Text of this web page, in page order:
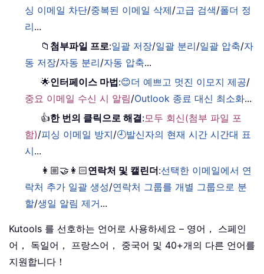
싱 이메일 차단/중복된 이메일 삭제/고급 검색/폴더 정
리...
📁 첨부파일 프로:일괄 저장/일괄 분리/일괄 압축/자
동 저장/자동 분리/자동 압축...
🌟인터페이스 마법:😊더 예쁘고 멋진 이모지 제공/
중요 이메일 수신 시 알림/Outlook 종료 대신 최소화...
👍한 번의 클릭으로 해결:모두 회신(첨부 파일 포
함)/피싱 이메일 방지/🕘발신자의 현재 시간 시간대 표
시...
👩🏼‍🤝‍👩🏻연락처 및 캘린더:선택한 이메일에서 연
락처 추가 일괄 생성/연락처 그룹를 개별 그룹으로 분
할/생일 알림 제거...
Kutools 를 선호하는 언어로 사용하세요 – 영어， 스페인
어， 독일어， 프랑스어， 중국어 및 40+개의 다른 언어를
지원합니다！